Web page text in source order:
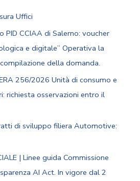
Uffici
PID CCIAA di Salerno: voucher
e digitale” Operativa la
della domanda.
256/2026 Unità di consumo e
richiesta osservazioni entro il
di sviluppo filiera Automotive:
| Linee guida Commissione
AI Act. In vigore dal 2